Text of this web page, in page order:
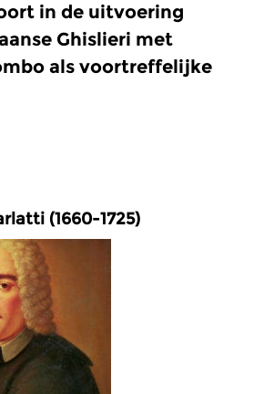
in de uitvoering
Ghislieri met
als voortreffelijke
(1660-1725)